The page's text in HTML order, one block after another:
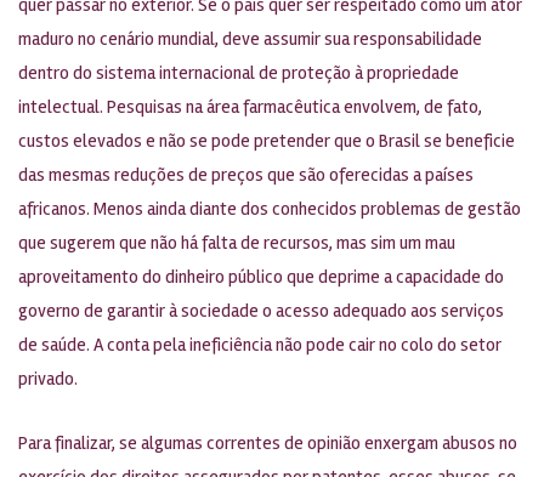
quer passar no exterior. Se o país quer ser respeitado como um ator
maduro no cenário mundial, deve assumir sua responsabilidade
dentro do sistema internacional de proteção à propriedade
intelectual. Pesquisas na área farmacêutica envolvem, de fato,
custos elevados e não se pode pretender que o Brasil se beneficie
das mesmas reduções de preços que são oferecidas a países
africanos. Menos ainda diante dos conhecidos problemas de gestão
que sugerem que não há falta de recursos, mas sim um mau
aproveitamento do dinheiro público que deprime a capacidade do
governo de garantir à sociedade o acesso adequado aos serviços
de saúde. A conta pela ineficiência não pode cair no colo do setor
privado.
Para finalizar, se algumas correntes de opinião enxergam abusos no